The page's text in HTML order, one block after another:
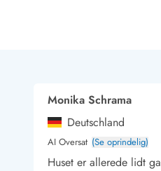
Minigolf i Vestjylland
Svømmehaller og badelande
Golfferie i sommerhus
Fitness og træning
Monika Schrama
Deutschland
AI Oversat (Se oprindelig)
Huset er allerede lidt